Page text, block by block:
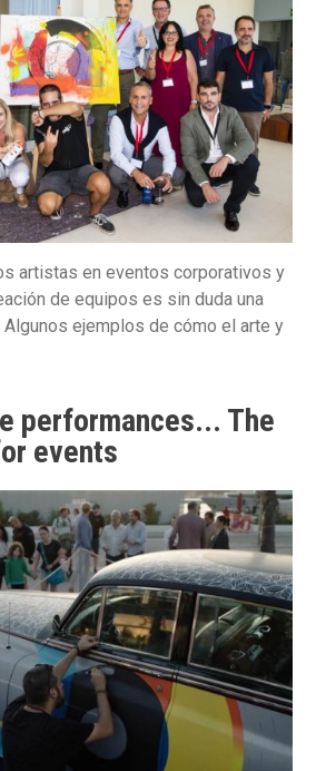
artistas en eventos corporativos y
de equipos es sin duda una
Algunos ejemplos de cómo el arte y
performances... The
events